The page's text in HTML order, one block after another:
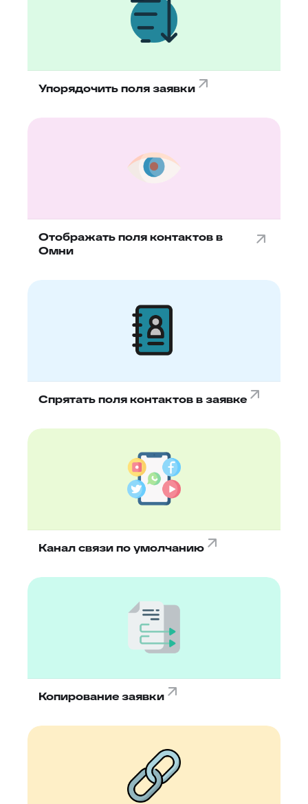
Упорядочить поля заявки
Отображать поля контактов в
Омни
Спрятать поля контактов в заявке
Канал связи по умолчанию
Копирование заявки